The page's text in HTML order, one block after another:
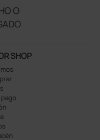
O
SHOP